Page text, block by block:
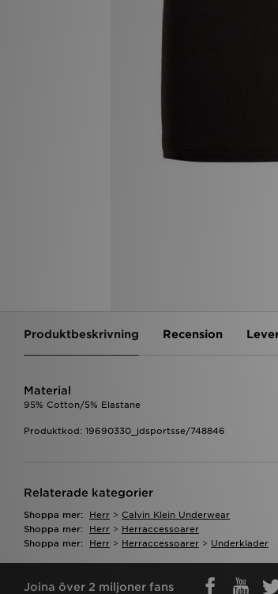
Produktbeskrivning Recension
Material
95% Cotton/5% Elastane
Produktkod: 19690330_jdsportsse/748846
Relaterade kategorier
Shoppa mer: Herr > Calvin Klein Underwear
Shoppa mer:
Herr > Herraccessoarer
Shoppa mer:
Herr > Herraccessoarer > Underklader
Joina över 2 miljoner fans